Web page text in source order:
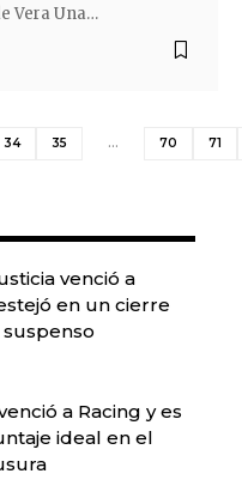
Vera Una…
34 35 … 70 71
venció a
en un cierre
a Racing y es
ideal en el